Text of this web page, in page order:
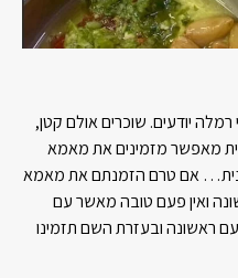
יודעים. שוכרים אולם קטן,
מאפשר מזמינים את מאמא
אם טרם הזמנתם את מאמא
ואין פעם טובה מאשר עם
ראשונה ובעזרת השם תזמינו